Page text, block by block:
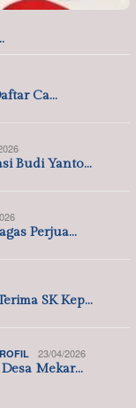
Ca…
Budi Yanto…
Perjua…
SK Kep…
23/04/2026
Mekar…